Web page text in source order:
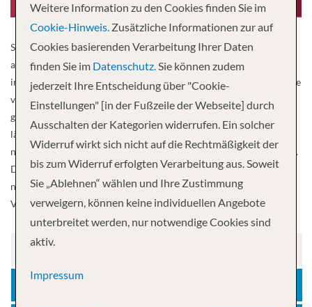
Stechen Sie mit der Celebrity Silhouette® in See und entdecken Sie
auf Schritt und Tritt erstaunliche Neuerungen. Entspannen Sie sich
in den umgestalteten Kabinen, die so wunderschön sind, dass Sie sie
vielleicht gar nicht mehr verlassen möchten. Stoßen Sie in der neu
gestalteten Passport Bar oder in der neuen Craft Social Bar, einem
lässig-coolen Ort, auf Ihre Reise an. Shoppen Sie in aufregenden
neuen Boutiquen, die die Mode der angesagtesten Designer führen.
Das Spa auf der Silhouette setzt mit neuen Anwendungsräumen,
neuen Fußböden und vielem mehr neue Maßstäbe in puncto
Verjüngung.
FREIZEIT
UNTERHALTUNG
Weitere Information zu den Cookies finden Sie im
Cookie-Hinweis. Zusätzliche Informationen zur auf
Cookies basierenden Verarbeitung Ihrer Daten
finden Sie im Datenschutz.Sie können zudem
jederzeit Ihre Entscheidung über "Cookie-
Einstellungen" [in der Fußzeile der Webseite] durch
Ausschalten der Kategorien widerrufen. Ein solcher
Widerruf wirkt sich nicht auf die Rechtmäßigkeit der
bis zum Widerruf erfolgten Verarbeitung aus. Soweit
Sie „Ablehnen“ wählen und Ihre Zustimmung
verweigern, können keine individuellen Angebote
unterbreitet werden, nur notwendige Cookies sind
aktiv.
Impressum